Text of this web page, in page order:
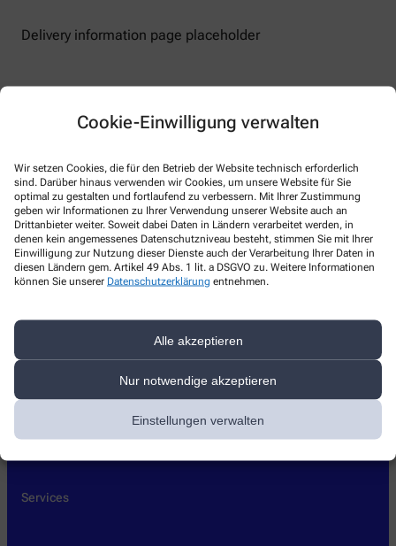
Cookie-Einwilligung verwalten
Wir setzen Cookies, die für den Betrieb der Website technisch erforderlich
sind. Darüber hinaus verwenden wir Cookies, um unsere Website für Sie
optimal zu gestalten und fortlaufend zu verbessern. Mit Ihrer Zustimmung
geben wir Informationen zu Ihrer Verwendung unserer Website auch an
Drittanbieter weiter. Soweit dabei Daten in Ländern verarbeitet werden, in
denen kein angemessenes Datenschutzniveau besteht, stimmen Sie mit Ihrer
Einwilligung zur Nutzung dieser Dienste auch der Verarbeitung Ihrer Daten in
diesen Ländern gem. Artikel 49 Abs. 1 lit. a DSGVO zu. Weitere Informationen
können Sie unserer Datenschutzerklärung entnehmen.
Alle akzeptieren
Nur notwendige akzeptieren
Einstellungen verwalten
Delivery information page placeholder
Kontakt
Sonnen-Apotheke
Marktler Str. 36,84489 Burghausen
086772334
info@sonnenapotheke-burghausen.de
Über uns
Kontakt
Services